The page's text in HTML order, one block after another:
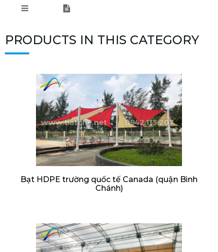
PRODUCTS IN THIS CATEGORY
Bạt HDPE trường quốc tế Canada (quận Bình
Chánh)